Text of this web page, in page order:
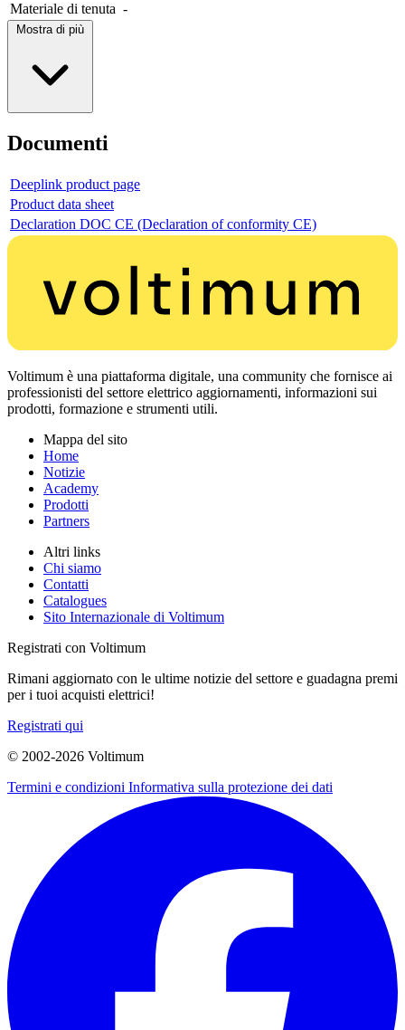
Materiale di tenuta -
Mostra di più
Documenti
Deeplink product page
Product data sheet
Declaration DOC CE (Declaration of conformity CE)
Voltimum è una piattaforma digitale, una community che fornisce ai
professionisti del settore elettrico aggiornamenti, informazioni sui
prodotti, formazione e strumenti utili.
Mappa del sito
Home
Notizie
Academy
Prodotti
Partners
Altri links
Chi siamo
Contatti
Catalogues
Sito Internazionale di Voltimum
Registrati con Voltimum
Rimani aggiornato con le ultime notizie del settore e guadagna premi
per i tuoi acquisti elettrici!
Registrati qui
© 2002-2026 Voltimum
Termini e condizioni Informativa sulla protezione dei dati